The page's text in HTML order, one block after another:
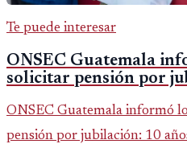
Te puede interesar
ONSEC Guatemala
solicitar pensión por
ONSEC Guatemala informó
pensión por jubilación: 10